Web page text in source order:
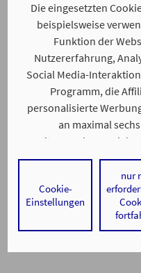
Die eingesetzten
beispielsweise
Funktion der
Nutzererfahrung,
Social Media-
Programm, die
personalisierte
an maximal
weitergegeben. Bei
Media-Interaktionen
werden regelmäßig
individuelle Profile
Webseiten zu
nur
Cookie-
Einstellungen